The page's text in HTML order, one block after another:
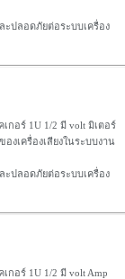
ะปลอดภัยต่อระบบเครื่อง
กอร์ 1U 1/2 มี volt มิเตอร์
งเครื่องเสียงในระบบงาน
ะปลอดภัยต่อระบบเครื่อง
กอร์ 1U 1/2 มี volt Amp